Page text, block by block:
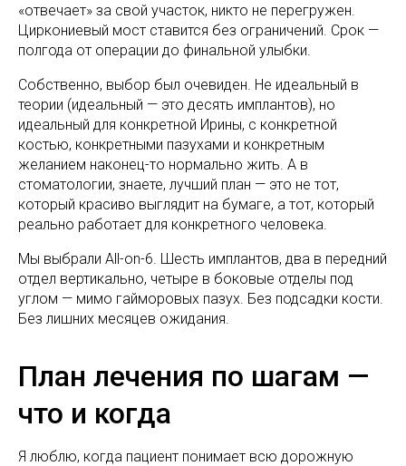
«отвечает» за свой участок, никто не перегружен.
Циркониевый мост ставится без ограничений. Срок —
полгода от операции до финальной улыбки.
Собственно, выбор был очевиден. Не идеальный в
теории (идеальный — это десять имплантов), но
идеальный для конкретной Ирины, с конкретной
костью, конкретными пазухами и конкретным
желанием наконец-то нормально жить. А в
стоматологии, знаете, лучший план — это не тот,
который красиво выглядит на бумаге, а тот, который
реально работает для конкретного человека.
Мы выбрали All-on-6. Шесть имплантов, два в передний
отдел вертикально, четыре в боковые отделы под
углом — мимо гайморовых пазух. Без подсадки кости.
Без лишних месяцев ожидания.
План лечения по шагам —
что и когда
Я люблю, когда пациент понимает всю дорожную